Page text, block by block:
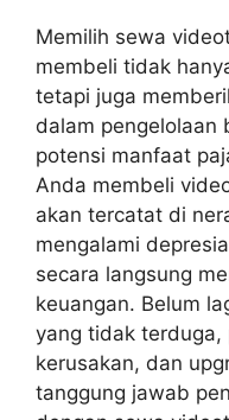
Memilih sewa
membeli tidak
tetapi juga
dalam pengelolaan
potensi manfaat
Anda membeli
akan tercatat di
mengalami
secara langsung
keuangan. Belum
yang tidak terduga,
kerusakan, dan
tanggung jawab